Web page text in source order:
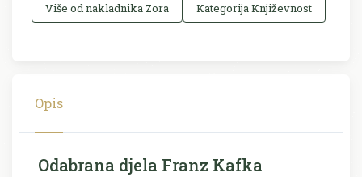
Više od nakladnika Zora
Kategorija Književnost
Opis
Odabrana djela Franz Kafka